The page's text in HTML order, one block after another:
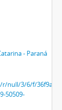
- Paraná
null/3/6/f/
50509-